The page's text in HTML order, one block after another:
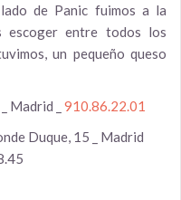
de Panic fuimos a la
escoger entre todos los
un pequeño queso
Madrid _ 910.86.22.01
Duque, 15 _ Madrid